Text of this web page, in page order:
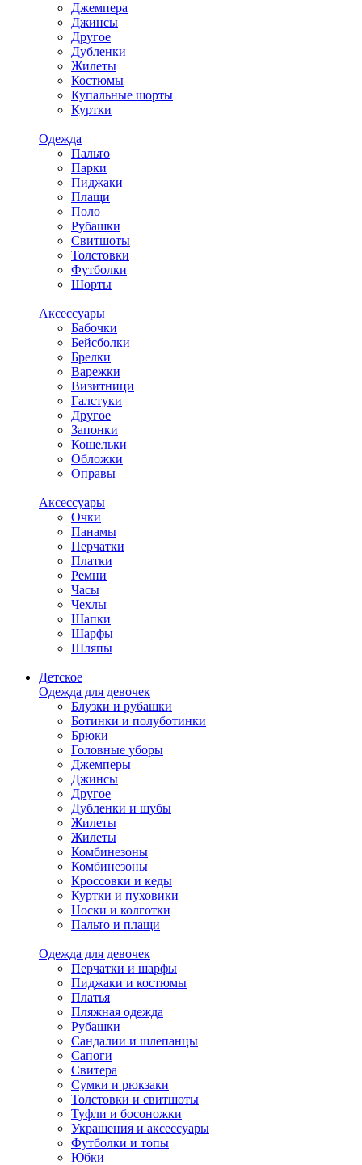
Джемпера
Джинсы
Другое
Дубленки
Жилеты
Костюмы
Купальные шорты
Куртки
Одежда
Пальто
Парки
Пиджаки
Плащи
Поло
Рубашки
Свитшоты
Толстовки
Футболки
Шорты
Аксессуары
Бабочки
Бейсболки
Брелки
Варежки
Визитници
Галстуки
Другое
Запонки
Кошельки
Обложки
Оправы
Аксессуары
Очки
Панамы
Перчатки
Платки
Ремни
Часы
Чехлы
Шапки
Шарфы
Шляпы
Детское
Одежда для девочек
Блузки и рубашки
Ботинки и полуботинки
Брюки
Головные уборы
Джемперы
Джинсы
Другое
Дубленки и шубы
Жилеты
Жилеты
Комбинезоны
Комбинезоны
Кроссовки и кеды
Куртки и пуховики
Носки и колготки
Пальто и плащи
Одежда для девочек
Перчатки и шарфы
Пиджаки и костюмы
Платья
Пляжная одежда
Рубашки
Сандалии и шлепанцы
Сапоги
Свитера
Сумки и рюкзаки
Толстовки и свитшоты
Туфли и босоножки
Украшения и аксессуары
Футболки и топы
Юбки